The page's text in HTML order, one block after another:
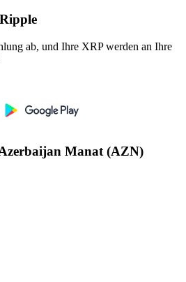
ab, und Ihre XRP werden an Ihre
Manat (AZN)